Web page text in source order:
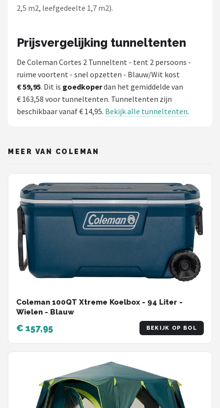
2,5 m2, leefgedeelte 1,7 m2).
Prijsvergelijking tunneltenten
De Coleman Cortes 2 Tunneltent - tent 2 persoons -
ruime voortent - snel opzetten - Blauw/Wit kost
€ 59,95. Dit is goedkoperdan het gemiddelde van
€ 163,58 voor tunneltenten. Tunneltenten zijn
beschikbaar vanaf € 14,95. Bekijk alle tunneltenten.
MEER VAN COLEMAN
Coleman 100QT Xtreme Koelbox - 94 Liter -
Wielen - Blauw
€ 157,95 BEKIJK OP BOL